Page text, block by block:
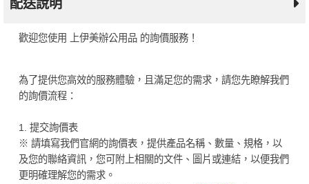
配送說明
歡迎您使用 上伊美辦公用品 的詢價服務！
為了提供您高效的服務體驗，且滿足您的需求，請您先瞭解我們
的詢價流程：
1. 提交詢價表
※ 請填寫我們官網的詢價表，提供產品名稱、數量、規格，以
及您的聯絡資訊，您可附上相關的文件、圖片或連結，以便我們
更明確理解您的需求。